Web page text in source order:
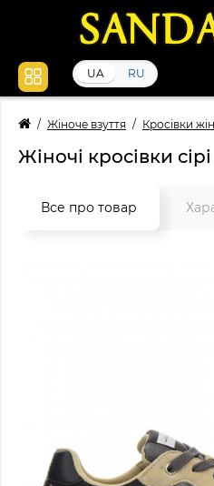
UA RU
Жіноче взуття Кросівки
Жіночі кросівки
Все про товар